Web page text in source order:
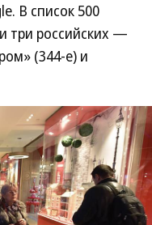
В список 500
три российских —
(344-е) и